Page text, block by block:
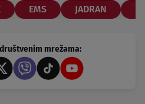
EMS JADRAN
mrežama: